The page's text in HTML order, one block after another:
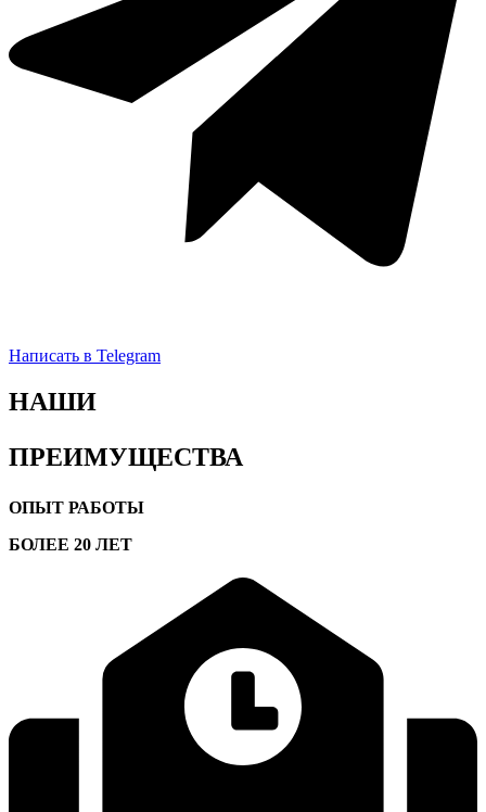
Написать в Telegram
НАШИ
ПРЕИМУЩЕСТВА
ОПЫТ РАБОТЫ
БОЛЕЕ 20 ЛЕТ